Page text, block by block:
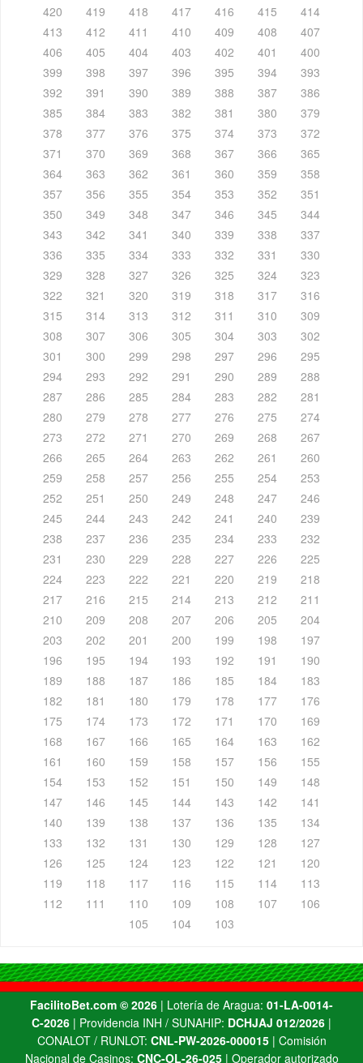
420
419 418 417 416 415
414
413
412 411 410 409 408
407
406
405 404 403 402 401
400
399
398 397 396 395 394
393
392
391 390 389 388 387
386
385
384 383 382 381 380
379
378
377 376 375 374 373
372
371
370 369 368 367 366
365
364
363 362 361 360 359
358
357
356 355 354 353 352
351
350
349 348 347 346 345
344
343
342 341 340 339 338
337
336
335 334 333 332 331
330
329
328 327 326 325 324
323
322
321 320 319 318 317
316
315
314 313 312 311 310
309
308
307 306 305 304 303
302
301
300 299 298 297 296
295
294
293 292 291 290 289
288
287
286 285 284 283 282
281
280
279 278 277 276 275
274
273
272 271 270 269 268
267
266
265 264 263 262 261
260
259
258 257 256 255 254
253
252
251 250 249 248 247
246
245
244 243 242 241 240
239
238
237 236 235 234 233
232
231
230 229 228 227 226
225
224
223 222 221 220 219
218
217
216 215 214 213 212
211
210
209 208 207 206 205
204
203
202 201 200 199 198
197
196
195 194 193 192 191
190
189
188 187 186 185 184
183
182
181 180 179 178 177
176
175
174 173 172 171 170
169
168
167 166 165 164 163
162
161
160 159 158 157 156
155
154
153 152 151 150 149
148
147
146 145 144 143 142
141
140
139 138 137 136 135
134
133
132 131 130 129 128
127
126
125 124 123 122 121
120
119
118 117 116 115 114
113
112
111 110 109 108 107
106
105
104 103
FacilitoBet.com ©️ 2026 | Lotería de Aragua: 01-LA-0014-
C-2026 | Providencia INH / SUNAHIP: DCHJAJ 012/2026 |
CONALOT / RUNLOT: CNL-PW-2026-000015| Comisión
Nacional de Casinos: CNC-OL-26-025| Operador autorizado